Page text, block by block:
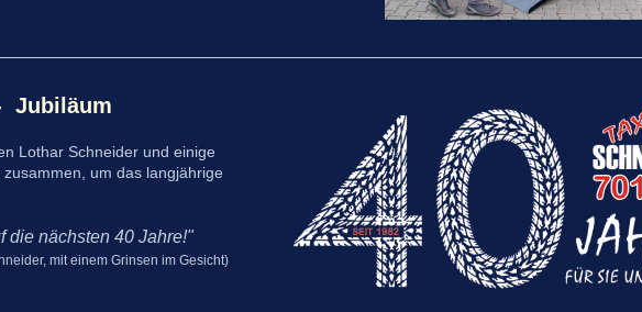
Jubiläum
Lothar Schneider und einige
um das langjährige
die nächsten 40 Jahre!"
mit einem Grinsen im Gesicht)